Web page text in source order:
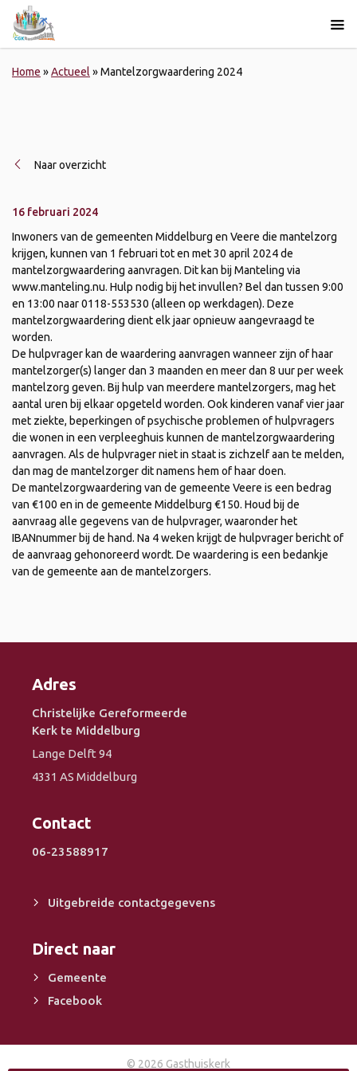
Home »Actueel »Mantelzorgwaardering 2024
Naar overzicht
16 februari 2024
Inwoners van de gemeenten Middelburg en Veere die mantelzorg
krijgen, kunnen van 1 februari tot en met 30 april 2024 de
mantelzorgwaardering aanvragen. Dit kan bij Manteling via
www.manteling.nu. Hulp nodig bij het invullen? Bel dan tussen 9:00
en 13:00 naar 0118-553530 (alleen op werkdagen). Deze
mantelzorgwaardering dient elk jaar opnieuw aangevraagd te
worden.
De hulpvrager kan de waardering aanvragen wanneer zijn of haar
mantelzorger(s) langer dan 3 maanden en meer dan 8 uur per week
mantelzorg geven. Bij hulp van meerdere mantelzorgers, mag het
aantal uren bij elkaar opgeteld worden. Ook kinderen vanaf vier jaar
met ziekte, beperkingen of psychische problemen of hulpvragers
die wonen in een verpleeghuis kunnen de mantelzorgwaardering
aanvragen. Als de hulpvrager niet in staat is zichzelf aan te melden,
dan mag de mantelzorger dit namens hem of haar doen.
De mantelzorgwaardering van de gemeente Veere is een bedrag
van €100 en in de gemeente Middelburg €150. Houd bij de
aanvraag alle gegevens van de hulpvrager, waaronder het
IBANnummer bij de hand. Na 4 weken krijgt de hulpvrager bericht of
de aanvraag gehonoreerd wordt. De waardering is een bedankje
van de gemeente aan de mantelzorgers.
Adres
Christelijke Gereformeerde
Kerk te Middelburg
Lange Delft 94
4331 AS Middelburg
Contact
06-23588917
Uitgebreide contactgegevens
Direct naar
Gemeente
Facebook
© 2026 Gasthuiskerk